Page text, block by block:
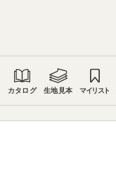
カタログ 生地見本 マイリスト